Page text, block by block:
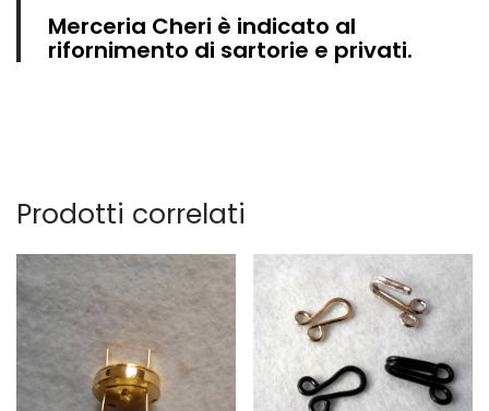
Merceria Cheri è indicato al
rifornimento di sartorie e privati.
Prodotti correlati